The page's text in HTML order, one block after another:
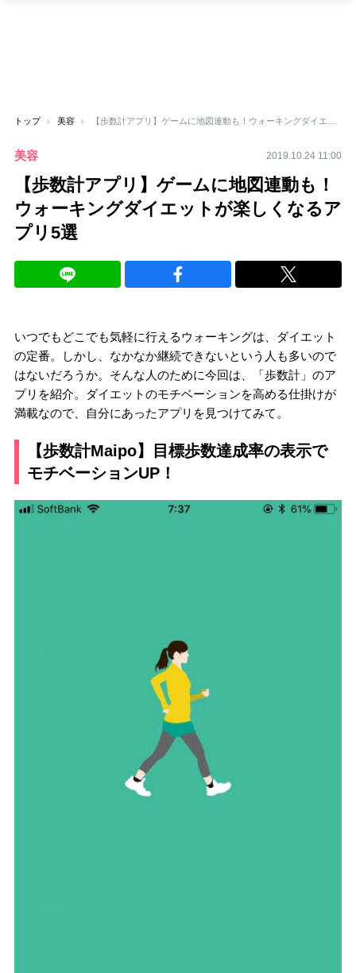
トップ 美容
美容 2019.10.24 11:00
【歩数計アプリ】ゲームに地図連動も！
ウォーキングダイエットが楽しくなるア
プリ5選
いつでもどこでも気軽に行えるウォーキングは、ダイエット
の定番。しかし、なかなか継続できないという人も多いので
はないだろうか。そんな人のために今回は、「歩数計」のア
プリを紹介。ダイエットのモチベーションを高める仕掛けが
満載なので、自分にあったアプリを見つけてみて。
【歩数計Maipo】目標歩数達成率の表示で
モチベーションUP！